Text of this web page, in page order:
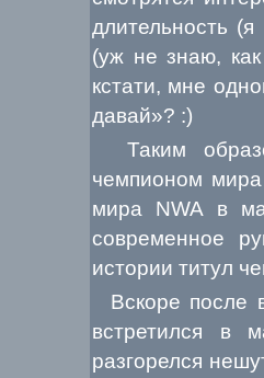
длительность
(уж не знаю,
кстати, мне
давай»? :)
Таким
чемпионом
мира NWA в
современное
истории титул
Вскоре после
встретился в
разгорелся